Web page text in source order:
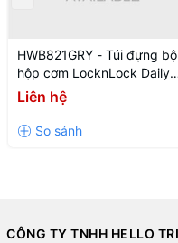
HWB821GRY - Túi đựng bộ
hộp cơm LocknLock Daily
Cooler - Màu xám
Liên hệ
CÔNG TY TNHH HELLO